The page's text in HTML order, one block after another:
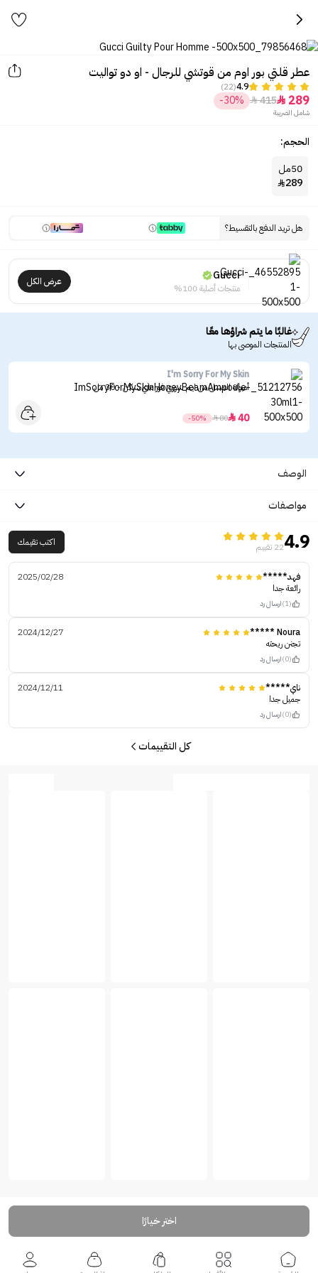
عطر قلتي بور اوم من قوتشي للرجال - او دو تواليت
4.9
(22)
289

415

-30%
شامل الضريبة
الحجم:
50مل
289

هل تريد الدفع بالتقسيط؟
Gucci
منتجات أصلية 100%
عرض الكل
غالبًا ما يتم شراؤها معًا
المنتجات الموصى بها
I'm Sorry For My Skin
أمبولة العسل من ايم سوري فور ماي سكن - 30 مل
40

80

-50%
الوصف
مواصفات
4.922 تقييم اكتب تقيمك
فهد*****
2025/02/28
رائعة جدا
(1) ارسال رد
Noura *****
2024/12/27
تجنن ريحته
(0) ارسال رد
ناي*****
2024/12/11
جميل جدا
(0) ارسال رد
كل التقييمات
اختر خيارًا